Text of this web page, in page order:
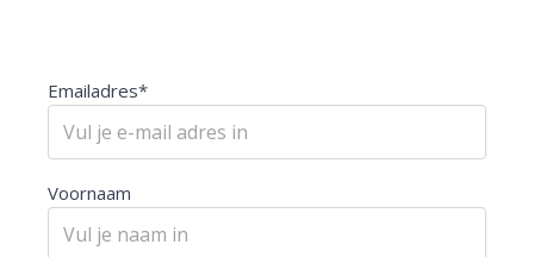
Emailadres*
Voornaam